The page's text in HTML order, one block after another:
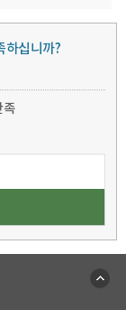
하십니까?
족